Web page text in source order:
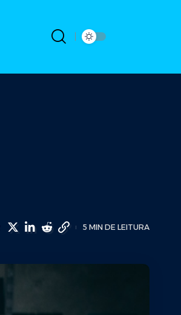
5 MIN DE LEITURA